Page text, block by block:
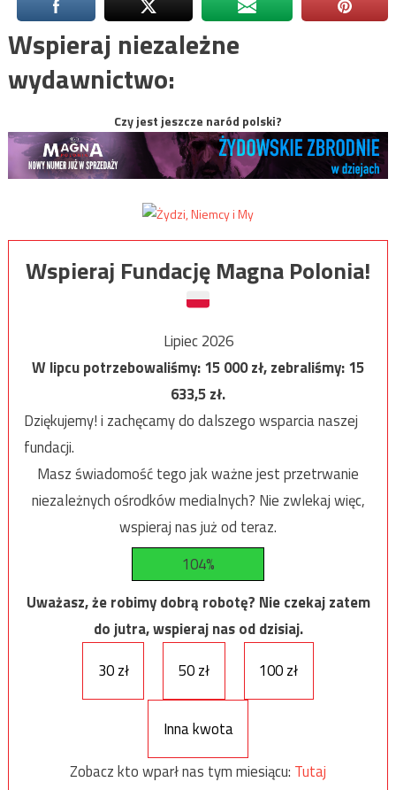
Wspieraj niezależne
wydawnictwo:
Czy jest jeszcze naród polski?
Wspieraj Fundację Magna Polonia!
Lipiec 2026
W lipcu potrzebowaliśmy:15 000zł, zebraliśmy:15
633,5zł.
Dziękujemy! i zachęcamy do dalszego wsparcia naszej
fundacji.
Masz świadomość tego jak ważne jest przetrwanie
niezależnych ośrodków medialnych? Nie zwlekaj więc,
wspieraj nas już od teraz.
104%
Uważasz, że robimy dobrą robotę? Nie czekaj zatem
do jutra, wspieraj nas od dzisiaj.
30 zł
50 zł 100 zł
Inna kwota
Zobacz kto wparł nas tym miesiącu: Tutaj